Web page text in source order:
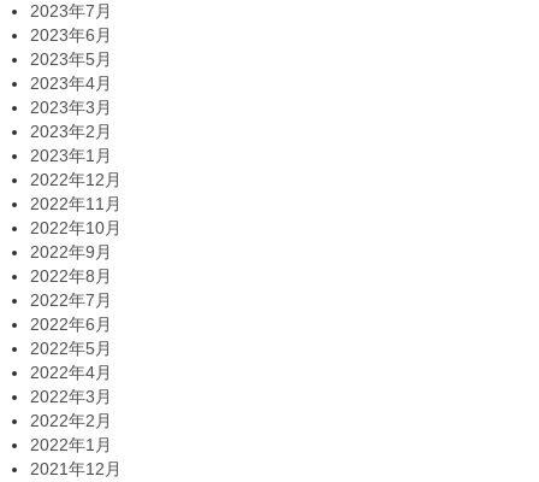
2023年7月
2023年6月
2023年5月
2023年4月
2023年3月
2023年2月
2023年1月
2022年12月
2022年11月
2022年10月
2022年9月
2022年8月
2022年7月
2022年6月
2022年5月
2022年4月
2022年3月
2022年2月
2022年1月
2021年12月